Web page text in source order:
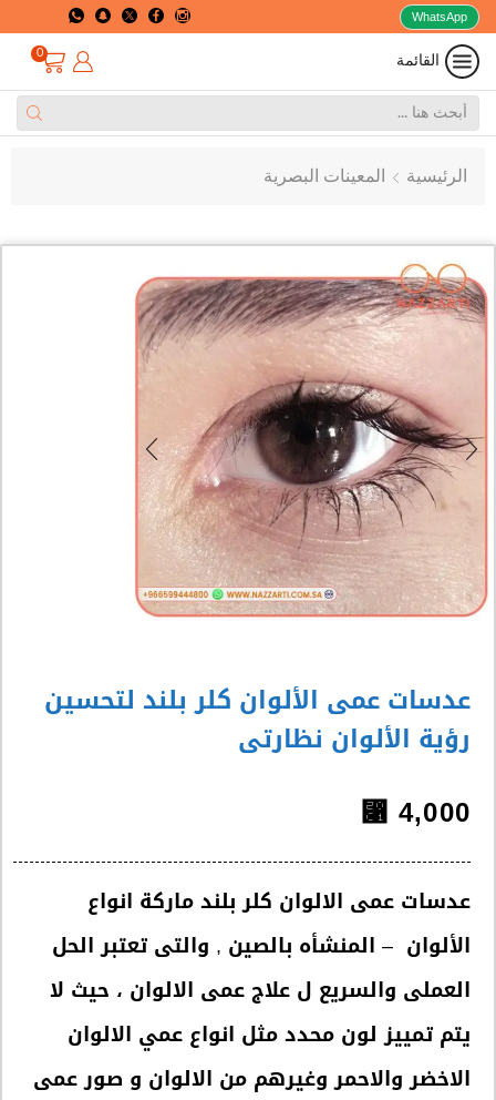
WhatsApp
القائمة
0
الرئيسية المعينات البصرية
عدسات عمى الألوان كلر بلند لتحسين
رؤية الألوان نظارتى
⃁ 4,000
عدسات عمى الالوان كلر بلند ماركة انواع
الألوان – المنشأه بالصين , والتى تعتبر الحل
العملى والسريع ل علاج عمى الالوان ، حيث لا
يتم تمييز لون محدد مثل انواع عمي الالوان
الاخضر والاحمر وغيرهم من الالوان و صور عمى